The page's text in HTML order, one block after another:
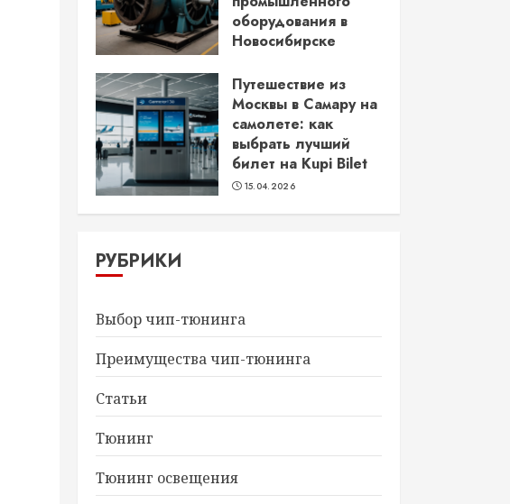
оборудования в
Новосибирске
Путешествие из
Москвы в Самару на
самолете: как
выбрать лучший
билет на Kupi Bilet
15.04.2026
РУБРИКИ
Выбор чип-тюнинга
Преимущества чип-тюнинга
Статьи
Тюнинг
Тюнинг освещения